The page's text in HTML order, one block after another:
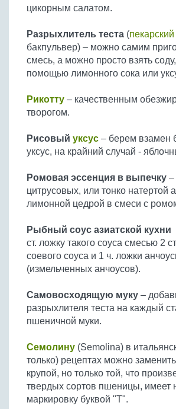
цикорным салатом.
Разрыхлитель теста (
бакпульвер) – можно самим
смесь, а можно просто взять
помощью лимонного сока или
Рикотту – качественным
творогом.
Рисовый уксус – берем взамен
уксус, на крайний случай -
Ромовая эссенция в выпечку –
цитрусовых, или тонко натертой
лимонной цедрой в смеси с
Рыбный соус азиатской кухни
ст. ложку такого соуса смесью 2
соевого соуса и 1 ч. ложки
(измельченных анчоусов).
Самовосходящую муку –
разрыхлителя теста на каждый
пшеничной муки.
Семолину (Semolina) в
только) рецептах можно
крупой, но только той, что
твердых сортов пшеницы, имеет
маркировку буквой "Т".